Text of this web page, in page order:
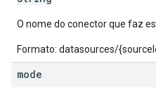
O nome do conector que faz
Formato: datasources/
mode